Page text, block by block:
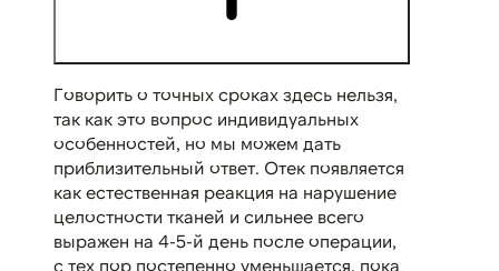
Говорить о точных сроках здесь нельзя,
так как это вопрос индивидуальных
особенностей, но мы можем дать
приблизительный ответ. Отек появляется
как естественная реакция на нарушение
целостности тканей и сильнее всего
выражен на 4-5-й день после операции,
с тех пор постепенно уменьшается, пока